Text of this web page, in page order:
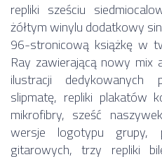
repliki sześciu
żółtym winylu dodatkowy
96-stronicową książkę w
Ray zawierającą nowy
ilustracji dedykowanych
slipmatę, repliki plakatów
mikrofibry, sześć
wersje logotypu grupy,
gitarowych, trzy repliki